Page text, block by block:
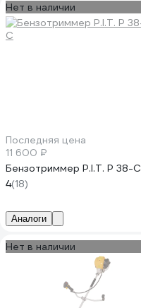
Нет в наличии
Последняя цена
11 600 ₽
Бензотриммер P.I.T. P 38-С
4(18)
Аналоги
Нет в наличии